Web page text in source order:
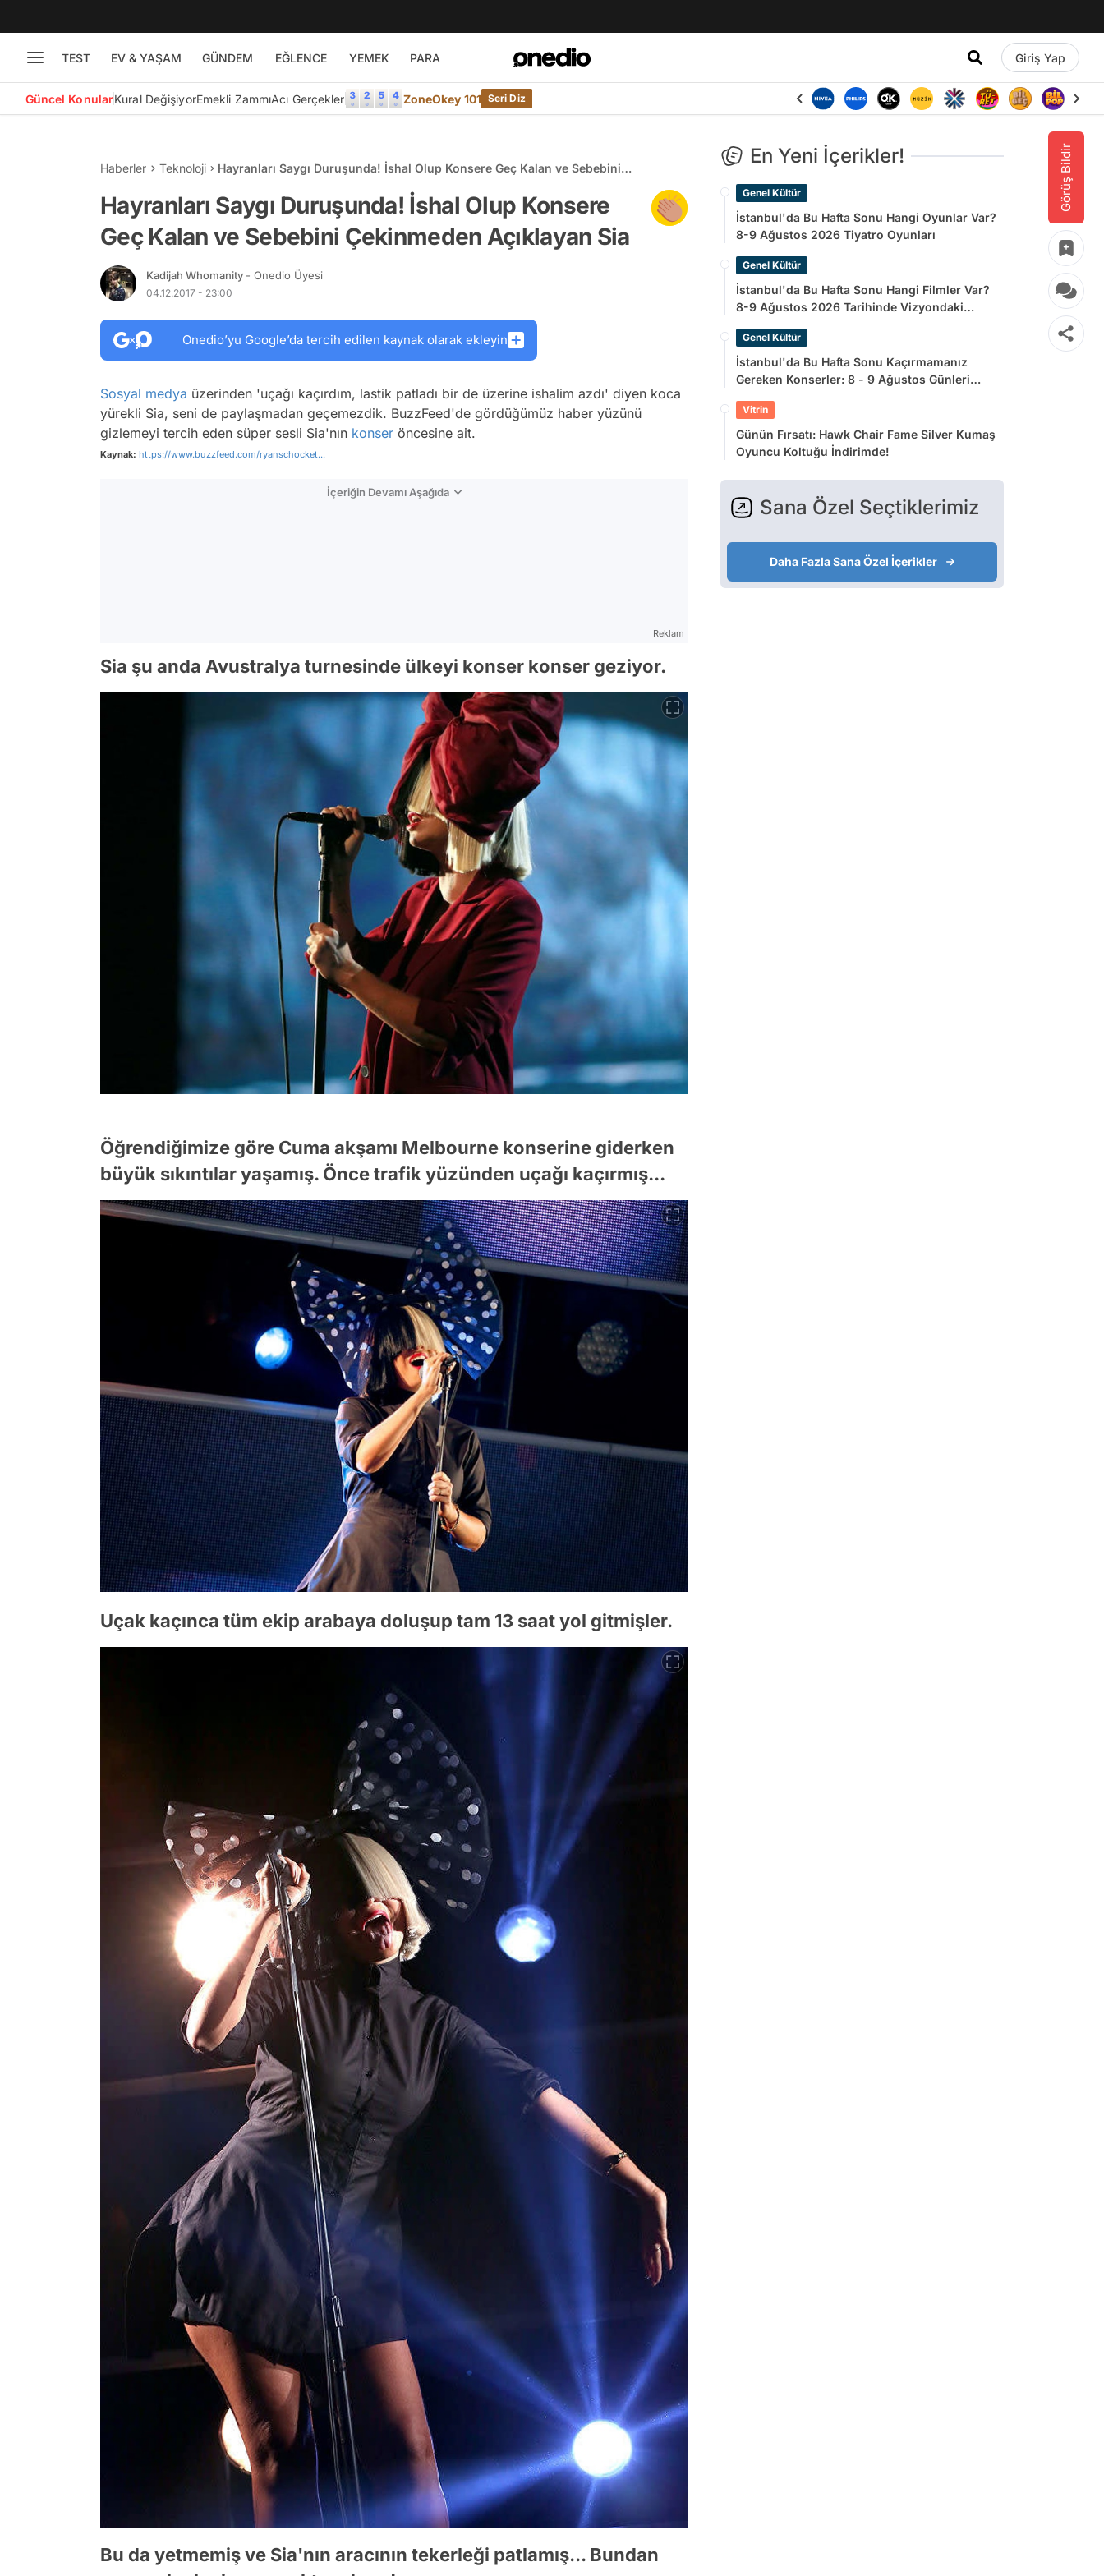
TEST EV & YAŞAM GÜNDEM EĞLENCE YEMEK PARA Giriş Yap
Güncel KonularKural DeğişiyorEmekli ZammıAcı Gerçekler ZoneOkey 101 Seri Diz
Görüş Bildir
Haberler Teknoloji
Hayranları Saygı Duruşunda! İshal Olup Konsere Geç Kalan ve Sebebini
Hayranları Saygı Duruşunda! İshal Olup Konsere
Geç Kalan ve Sebebini Çekinmeden Açıklayan Sia
Kadijah Whomanity - Onedio Üyesi
04.12.2017 - 23:00
Onedio’yu Google’da tercih edilen kaynak olarak ekleyin
Sosyal medya üzerinden 'uçağı kaçırdım, lastik patladı bir de üzerine ishalim azdı' diyen koca
yürekli Sia, seni de paylaşmadan geçemezdik. BuzzFeed'de gördüğümüz haber yüzünü
gizlemeyi tercih eden süper sesli Sia'nın konser öncesine ait.
Kaynak: https://www.buzzfeed.com/ryanschocket...
İçeriğin Devamı Aşağıda
Reklam
Sia şu anda Avustralya turnesinde ülkeyi konser konser geziyor.
Öğrendiğimize göre Cuma akşamı Melbourne konserine giderken
büyük sıkıntılar yaşamış. Önce trafik yüzünden uçağı kaçırmış...
Uçak kaçınca tüm ekip arabaya doluşup tam 13 saat yol gitmişler.
Bu da yetmemiş ve Sia'nın aracının tekerleği patlamış... Bundan
En Yeni İçerikler!
Genel Kültür
İstanbul'da Bu Hafta Sonu Hangi Oyunlar Var?
8-9 Ağustos 2026 Tiyatro Oyunları
Genel Kültür
İstanbul'da Bu Hafta Sonu Hangi Filmler Var?
8-9 Ağustos 2026 Tarihinde Vizyondaki
Genel Kültür
İstanbul'da Bu Hafta Sonu Kaçırmamanız
Gereken Konserler: 8 - 9 Ağustos Günleri
Vitrin
Günün Fırsatı: Hawk Chair Fame Silver Kumaş
Oyuncu Koltuğu İndirimde!
Sana Özel Seçtiklerimiz
Daha Fazla Sana Özel İçerikler